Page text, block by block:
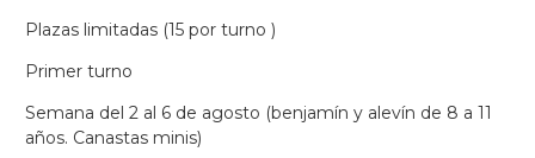
Plazas limitadas (15 por turno )
Primer turno
Semana del 2 al 6 de agosto (benjamín y alevín de 8 a 11
años. Canastas minis)